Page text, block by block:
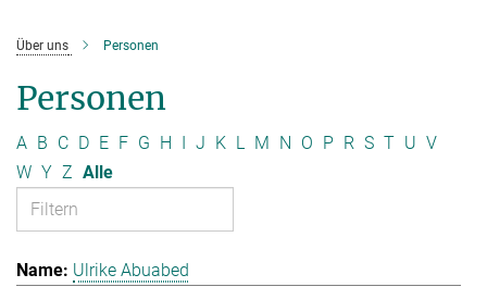
Über uns Personen
Personen
A B C D E F G H I J K L M N O P R S T U V
W Y Z Alle
Ulrike Abuabed